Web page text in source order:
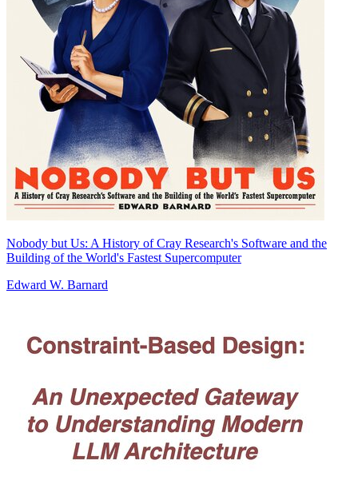
Nobody but Us: A History of Cray Research's Software and the
Building of the World's Fastest Supercomputer
Edward W. Barnard